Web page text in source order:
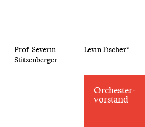
Prof. Severin
Stitzenberger
Levin Fischer*
Orchester­
vorstand